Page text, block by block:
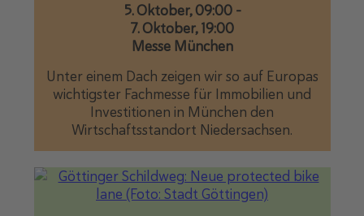
Unter einem Dach zeigen wir so auf Europas
wichtigster Fachmesse für Immobilien und
Investitionen in München den
Wirtschaftsstandort Niedersachsen.
5. Oktober, 09:00-
7. Oktober, 19:00
Messe München